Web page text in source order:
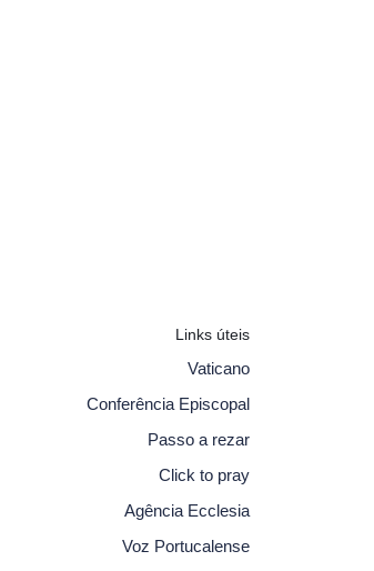
Links úteis
Vaticano
Conferência Episcopal
Passo a rezar
Click to pray
Agência Ecclesia
Voz Portucalense